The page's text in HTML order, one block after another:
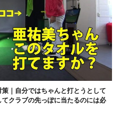
｜自分ではちゃんと打とうとして
クラブの先っぽに当たるのには必